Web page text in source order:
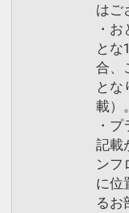
はご
・
とな
合、
とな
載）。
・
記載
ンフ
に位
るお